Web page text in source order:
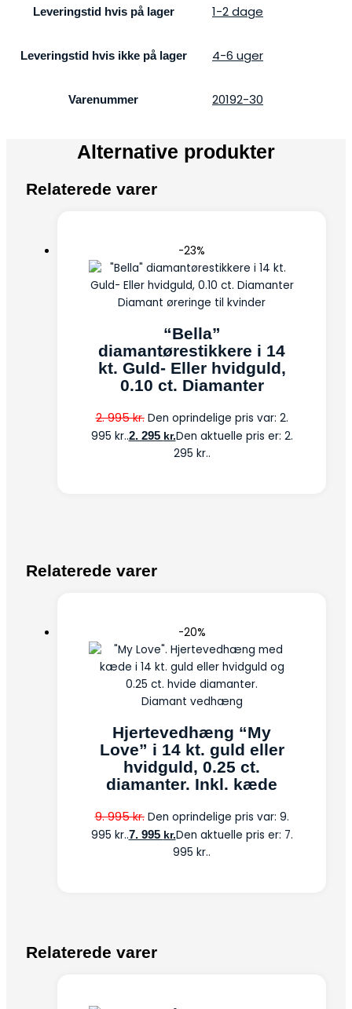
Leveringstid hvis på lager 1-2 dage
Leveringstid hvis ikke på lager 4-6 uger
Varenummer 20192-30
Alternative produkter
Relaterede varer
-23%
Diamant øreringe til kvinder
“Bella”
diamantørestikkere i 14
kt. Guld- Eller hvidguld,
0.10 ct. Diamanter
2. 995kr. Den oprindelige pris var: 2.
995 kr..2. 295 kr.Den aktuelle pris er: 2.
295 kr..
Relaterede varer
-20%
Diamant vedhæng
Hjertevedhæng “My
Love” i 14 kt. guld eller
hvidguld, 0.25 ct.
diamanter. Inkl. kæde
9. 995kr. Den oprindelige pris var: 9.
995 kr..7. 995 kr.Den aktuelle pris er: 7.
995 kr..
Relaterede varer